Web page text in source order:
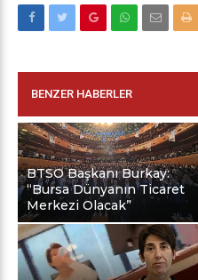
BENZER HABERLER
BTSO Başkanı Burkay:
“Bursa Dünyanın Ticaret
Merkezi Olacak”